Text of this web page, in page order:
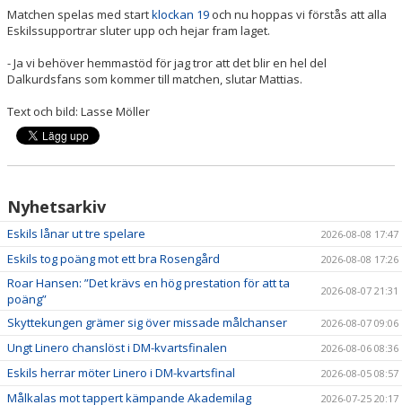
Matchen spelas med startklockan 19 och nu hoppas vi förstås att alla
Eskilssupportrar sluter upp och hejar fram laget.
- Ja vi behöver hemmastöd för jag tror att det blir en hel del
Dalkurdsfans som kommer till matchen, slutar Mattias.
Text och bild: Lasse Möller
Nyhetsarkiv
Eskils lånar ut tre spelare 2026-08-08 17:47
Eskils tog poäng mot ett bra Rosengård 2026-08-08 17:26
Roar Hansen: ”Det krävs en hög prestation för att ta
poäng”
2026-08-07 21:31
Skyttekungen grämer sig över missade målchanser 2026-08-07 09:06
Ungt Linero chanslöst i DM-kvartsfinalen 2026-08-06 08:36
Eskils herrar möter Linero i DM-kvartsfinal 2026-08-05 08:57
Målkalas mot tappert kämpande Akademilag 2026-07-25 20:17